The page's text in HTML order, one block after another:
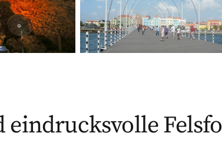
eindrucksvolle